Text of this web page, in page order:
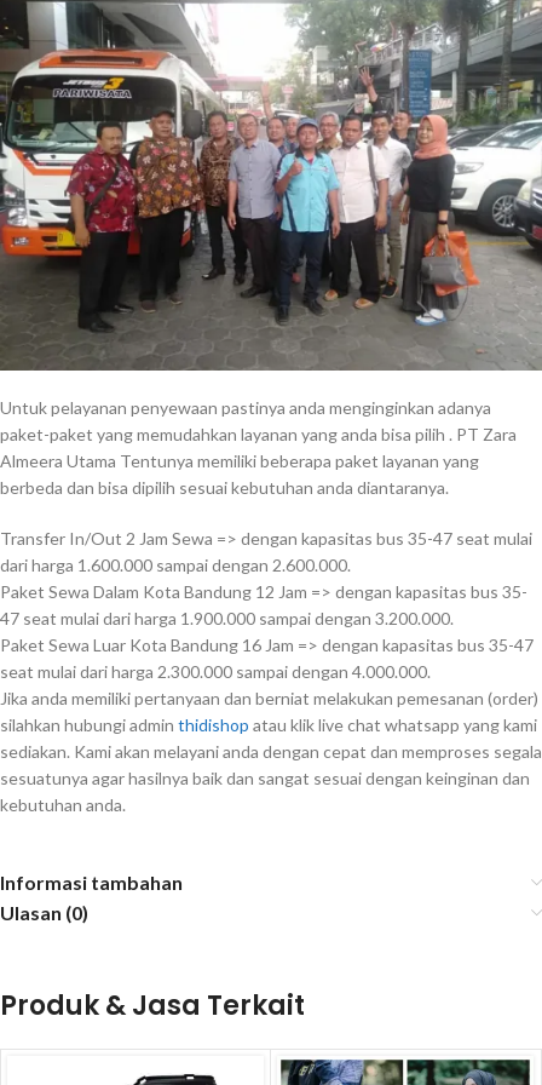
Untuk pelayanan penyewaan pastinya anda menginginkan adanya
paket-paket yang memudahkan layanan yang anda bisa pilih . PT Zara
Almeera Utama Tentunya memiliki beberapa paket layanan yang
berbeda dan bisa dipilih sesuai kebutuhan anda diantaranya.
Transfer In/Out 2 Jam Sewa => dengan kapasitas bus 35-47 seat mulai
dari harga 1.600.000 sampai dengan 2.600.000.
Paket Sewa Dalam Kota Bandung 12 Jam => dengan kapasitas bus 35-
47 seat mulai dari harga 1.900.000 sampai dengan 3.200.000.
Paket Sewa Luar Kota Bandung 16 Jam => dengan kapasitas bus 35-47
seat mulai dari harga 2.300.000 sampai dengan 4.000.000.
Jika anda memiliki pertanyaan dan berniat melakukan pemesanan (order)
silahkan hubungi admin thidishop atau klik live chat whatsapp yang kami
sediakan. Kami akan melayani anda dengan cepat dan memproses segala
sesuatunya agar hasilnya baik dan sangat sesuai dengan keinginan dan
kebutuhan anda.
Informasi tambahan
Ulasan (0)
Produk & Jasa Terkait